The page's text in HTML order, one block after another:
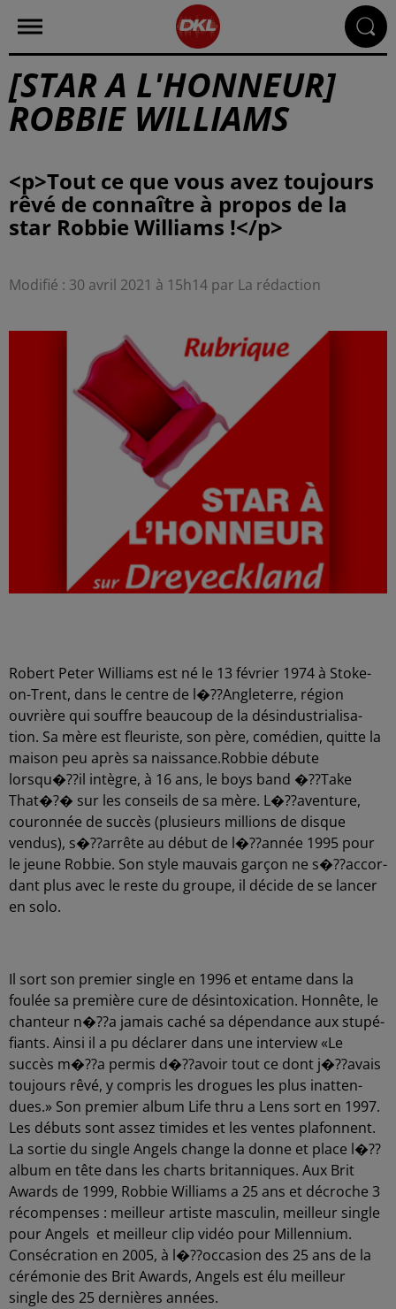
[STAR A L'HONNEUR]
ROBBIE WILLIAMS
<p>Tout ce que vous avez toujours
rêvé de connaître à propos de la
Modifié : 30 avril 2021 à 15h14 par La rédaction
Robert Peter Williams est né le 13 février 1974 à Stoke-
on-Trent, dans le centre de l�??An­gle­terre, région
ouvrière qui souffre beau­coup de la désin­dus­tria­li­sa­
tion. Sa mère est fleu­riste, son père, comé­dien, quitte la
maison peu après sa nais­sance.Robbie débute
lorsqu�??il intègre, à 16 ans, le boys band �??Take
That�?� sur les conseils de sa mère. L�??aven­ture,
couron­née de succès (plusieurs millions de disque
vendus), s�??ar­rête au début de l�??an­née 1995 pour
le jeune Robbie. Son style mauvais garçon ne s�??ac­cor­
dant plus avec le reste du groupe, il décide de se lancer
en solo.
Il sort son premier single en 1996 et entame dans la
foulée sa première cure de désin­toxi­ca­tion. Honnête, le
chan­teur n�??a jamais caché sa dépen­dance aux stupé­
fiants. Ainsi il a pu décla­rer dans une inter­view «Le
succès m�??a permis d�??avoir tout ce dont j�??avais
toujours rêvé, y compris les drogues les plus inat­ten­
dues.» Son premier album Life thru a Lens sort en 1997.
Les débuts sont assez timides et les ventes plafonnent.
La sortie du single Angels change la donne et place l�??
al­bum en tête dans les charts britan­niques. Aux Brit
Awards de 1999, Robbie Williams a 25 ans et décroche 3
récom­penses : meilleur artiste mascu­lin, meilleur single
pour Angels et meilleur clip vidéo pour Millen­nium.
Consé­cra­tion en 2005, à l�??oc­ca­sion des 25 ans de la
céré­mo­nie des Brit Awards, Angels est élu meilleur
single des 25 dernières années.